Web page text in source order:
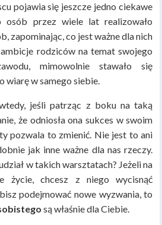
pojawia się jeszcze jedno ciekawe
osób przez wiele lat realizowało
zapominając, co jest ważne dla nich
ambicje rodziców na temat swojego
mimowolnie stawało się
wiarę w samego siebie.
jeśli patrząc z boku na taką
że odniosła ona sukces w swoim
pozwala to zmienić. Nie jest to ani
jak inne ważne dla nas rzeczy.
w takich warsztatach? Jeżeli na
życie, chcesz z niego wycisnąć
podejmować nowe wyzwania, to
są właśnie dla Ciebie.